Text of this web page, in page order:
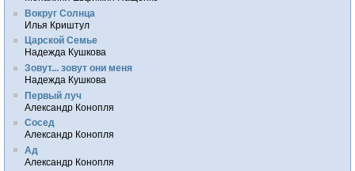
Вокруг Солнца
Илья Криштул
Царской Семье
Надежда Кушкова
Зовут... зовут они меня
Надежда Кушкова
Первый луч
Александр Конопля
Сосед
Александр Конопля
Ад
Александр Конопля